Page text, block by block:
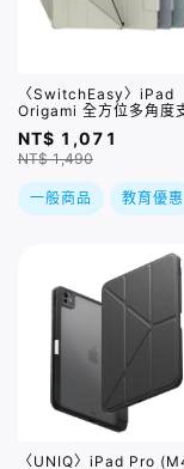
〈SwitchEasy〉iPad
Origami 全方位多角度
保護套 / 多款
NT$ 1,071
NT$ 1,490
一般商品 教育優惠
〈UNIQ〉iPad Pro